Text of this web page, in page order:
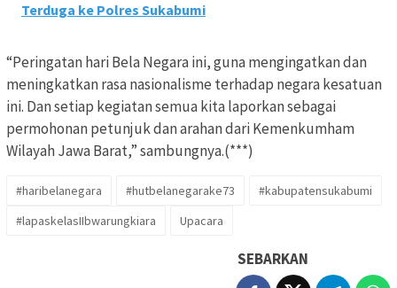
Terduga ke Polres Sukabumi
“Peringatan hari Bela Negara ini, guna mengingatkan dan
meningkatkan rasa nasionalisme terhadap negara kesatuan
ini. Dan setiap kegiatan semua kita laporkan sebagai
permohonan petunjuk dan arahan dari Kemenkumham
Wilayah Jawa Barat,” sambungnya.(***)
#haribelanegara #hutbelanegarake73
#kabupatensukabumi
#lapaskelasIIbwarungkiara
Upacara
SEBARKAN